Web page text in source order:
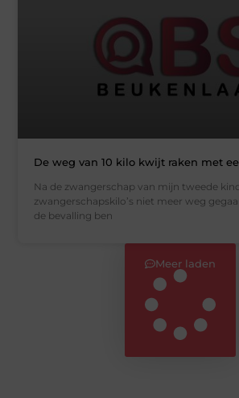
De weg van 10 kilo kwijt raken met
Na de zwangerschap van mijn tweede
zwangerschapskilo’s niet meer weg
de bevalling ben
Meer laden